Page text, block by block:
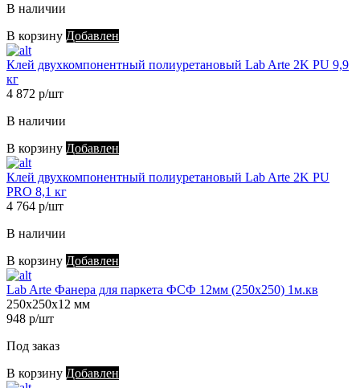
В наличии
В корзину Добавлен
Клей двухкомпонентный полиуретановый Lab Arte 2K PU 9,9
кг
4 872 р/шт
В наличии
В корзину Добавлен
Клей двухкомпонентный полиуретановый Lab Arte 2K PU
PRO 8,1 кг
4 764 р/шт
В наличии
В корзину Добавлен
Lab Arte Фанера для паркета ФСФ 12мм (250х250) 1м.кв
250х250х12 мм
948 р/шт
Под заказ
В корзину Добавлен